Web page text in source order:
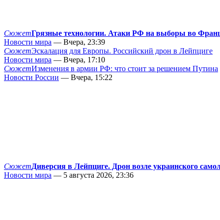
СюжетГрязные технологии. Атаки РФ на выборы во
Новости мира — Вчера, 23:39
СюжетЭскалация для Европы. Российский дрон в Лейпциге
Новости мира — Вчера, 17:10
СюжетИзменения в армии РФ: что стоит за решением Путина
Новости России — Вчера, 15:22
СюжетДиверсия в Лейпциге. Дрон возле украинского
Новости мира — 5 августа 2026, 23:36